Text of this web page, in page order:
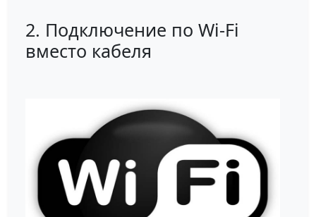
2. Подключение по Wi-Fi
вместо кабеля